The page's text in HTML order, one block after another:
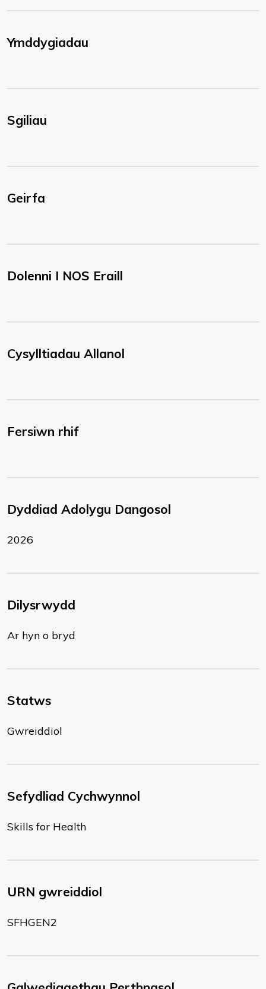
Ymddygiadau
Sgiliau
Geirfa
Dolenni I NOS Eraill
Cysylltiadau Allanol
Fersiwn rhif
Dyddiad Adolygu Dangosol
2026
Dilysrwydd
Ar hyn o bryd
Statws
Gwreiddiol
Sefydliad Cychwynnol
Skills for Health
URN gwreiddiol
SFHGEN2